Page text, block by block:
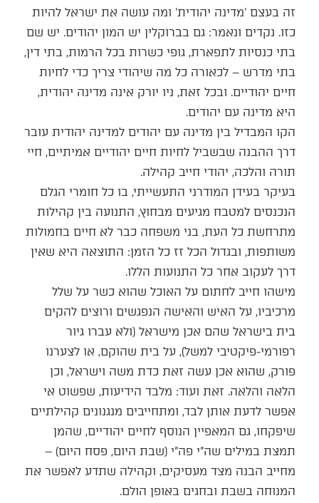
זה בעצם 'מדינה יהודית' ומה עושה את ישראל להיות
כזו. נקדים ונאמר: גם בברוקלין יש המון יהודים. יש שם
בתי כנסיות לתפארת, גופי כשרות בכל הרמות, בתי דין,
בתי מדרש – לכאורה כל מה שיהודי צריך כדי לחיות
חיים יהודיים. ובכל זאת, ניו יורק אינה מדינה יהודית,
היא מדינה עם יהודים.
הקו המבדיל בין מדינה עם יהודים למדינה יהודית עובר
דרך ההבנה שבשביל לחיות חיים יהודיים אמיתיים, חיי
תורה והלכה, יהודי חייב קהילה.
בעיקר בעידן המודרני התעשייתי, בו כל חומרי הגלם
הנכנסים למטבח מגיעים מבחוץ, התנועה בין קהילות
מתרחשת כל העת, בני משפחה כבר לא חיים בחמולות
משותפות, ובגדול הכל זז כל הזמן: התוצאה היא שאין
דרך לעקוב אחר כל התנועות הללו.
מישהו חייב לחתום על האוכל שהוא כשר על שלל
מרכיביו, על האיש והאישה הנפגשים ורוצים להקים
בית בישראל שהם אכן מישראל (ולא עברו גיור
רפורמי-פיקטיבי למשל), על בית שהוקם, או לצערנו
פורק, שהוא אכן עשה זאת כדת משה וישראל, וכן
הלאה והלאה. זאת ועוד: מלבד הידיעות, שפשוט אי
אפשר לדעת אותן לבד, ומתחייבים מנגנונים קהילתיים
שיפקחו, גם המאפיין הנוסף לחיים יהודיים, שהמן
תמצת במילים שה"י פה"י (שבת היום, פסח היום) –
מחייב הבנה מצד מעסיקים, וקהילה שתדע לאפשר את
המנוחה בשבת ובחגים באופן הולם.